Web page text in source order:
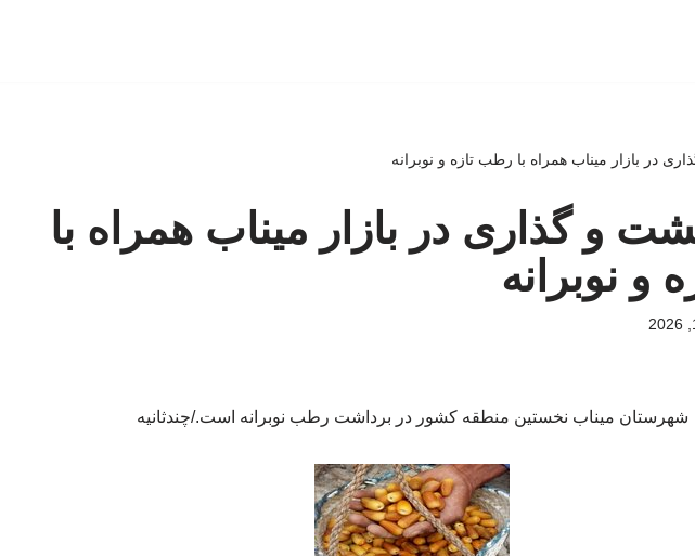
در بازار میناب همراه با رطب تازه و نوبرانه
و گذاری در بازار میناب همراه با
و نوبرانه
شهرستان میناب نخستین منطقه کشور در برداشت رطب نوبرانه است./چندثانیه